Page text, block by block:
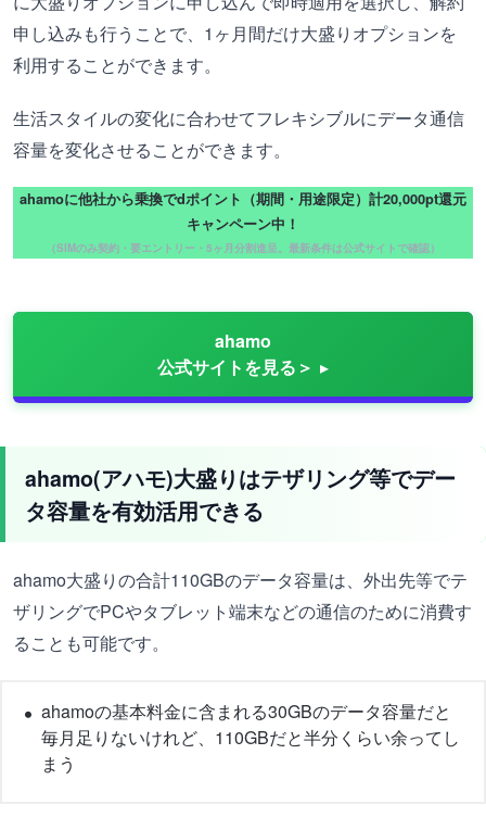
申し込みも行うことで、1ヶ月間だけ大盛りオプションを
利用することができます。
生活スタイルの変化に合わせてフレキシブルにデータ通信
容量を変化させることができます。
ahamoに他社から乗換でdポイント（期間・用途限定）計20,000pt還元
キャンペーン中！
（SIMのみ契約・要エントリー・5ヶ月分割進呈。最新条件は公式サイトで確認）
ahamo
公式サイトを見る＞
ahamo(アハモ)大盛りはテザリング等でデー
タ容量を有効活用できる
ahamo大盛りの合計110GBのデータ容量は、外出先等でテ
ザリングでPCやタブレット端末などの通信のために消費す
ることも可能です。
ahamoの基本料金に含まれる30GBのデータ容量だと
毎月足りないけれど、110GBだと半分くらい余ってし
まう